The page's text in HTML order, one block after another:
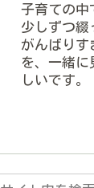
子育ての中
少しずつ綴
がんばりす
を、一緒に
しいです。